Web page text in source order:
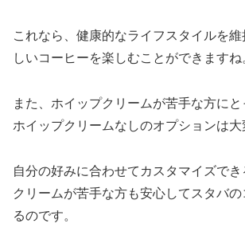
これなら、健康的なライフスタイルを
しいコーヒーを楽しむことができますね
また、ホイップクリームが苦手な方に
ホイップクリームなしのオプションは大
自分の好みに合わせてカスタマイズで
クリームが苦手な方も安心してスタバ
るのです。